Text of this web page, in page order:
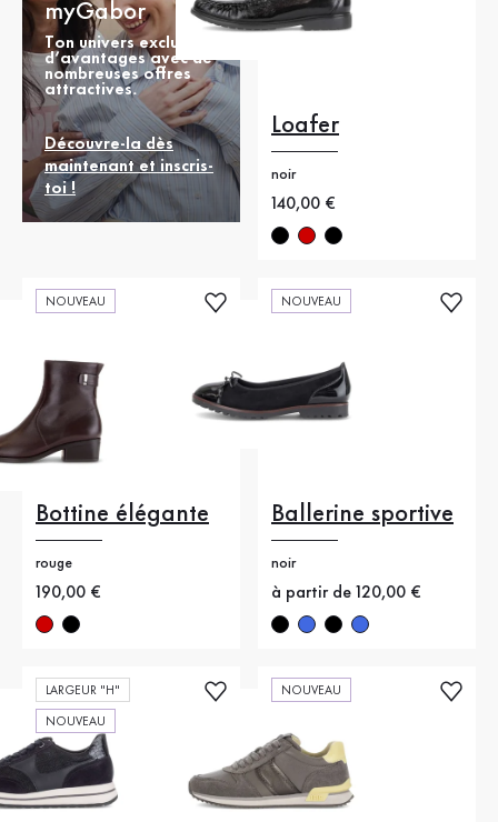
myGabor
Ton univers exclusif
d’avantages avec de
nombreuses offres
attractives.
Découvre-la dès
maintenant et inscris-
toi !
Loafer
noir
Nouveau prix
140,00 €
NOUVEAU
Bottine élégante
rouge
Nouveau prix
190,00 €
NOUVEAU
Ballerine sportive
noir
Nouveau prix
à partir de 120,00 €
LARGEUR "H"
NOUVEAU
NOUVEAU